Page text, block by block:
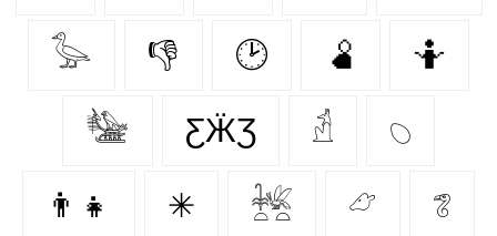
𓅭 👎 🕑 🫄 🤷
𓅋 ƸӜƷ 𓁢 𓆇
👨‍👧 ✳ 𓆥 𓃿 𓆂